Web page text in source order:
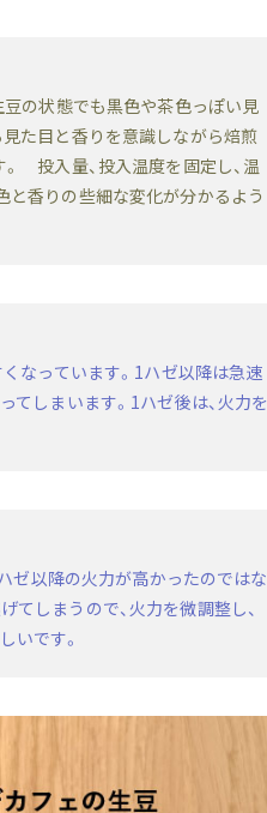
豆の状態でも黒色や茶色っぽい見
た目と香りを意識しながら焙煎
投入量、投入温度を固定し、温
と香りの些細な変化が分かるよう
くなっています。1ハゼ以降は急速
てしまいます。1ハゼ後は、火力を
ゼ以降の火力が高かったのではな
しまうので、火力を微調整し、
いです。